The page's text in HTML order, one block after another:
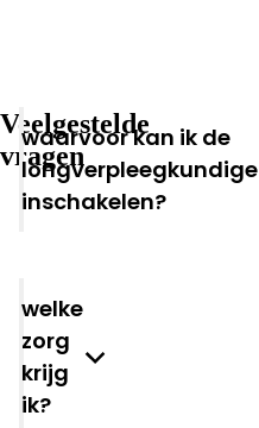
Veelgestelde
vragen
Waarvoor kan ik de
longverpleegkundige
inschakelen?
Welke
zorg
krijg
ik?